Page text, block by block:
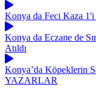
Konya da Feci Kaza 1'i
Konya da Eczane de
Atıldı
Konya’da Köpeklerin
YAZARLAR